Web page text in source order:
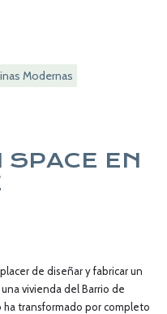
SPACE EN
de diseñar y fabricar un
vivienda del Barrio de
ha transformado por completo
Modernas